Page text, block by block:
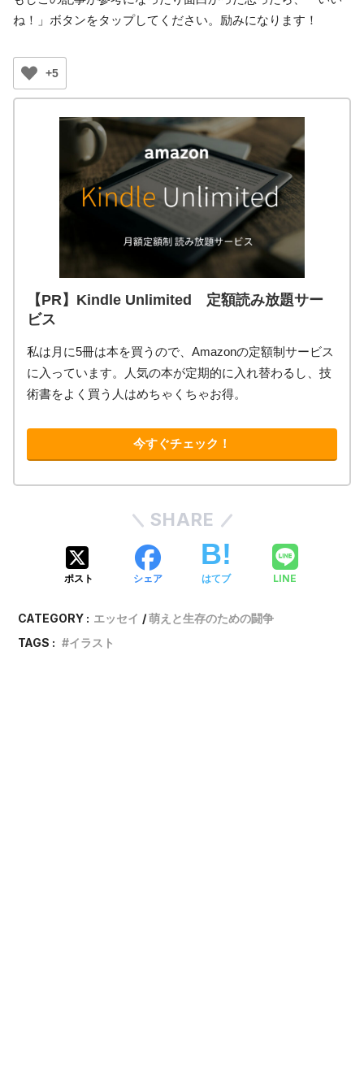
ね！」ボタンをタップしてください。励みになります！
+5
【PR】Kindle Unlimited 定額読み放題サー
ビス
私は月に5冊は本を買うので、Amazonの定額制サービス
に入っています。人気の本が定期的に入れ替わるし、技
術書をよく買う人はめちゃくちゃお得。
今すぐチェック！
SHARE
ポスト シェア はてブ LINE
CATEGORY : エッセイ
萌えと生存のための闘争
TAGS :
イラスト